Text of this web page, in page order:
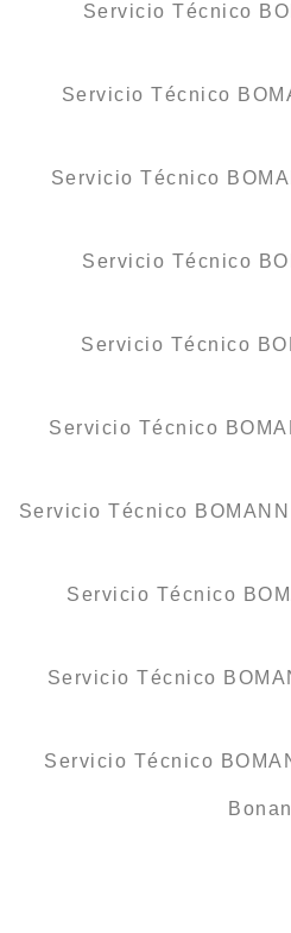
Servicio Técnico
Servicio Técnico
Servicio Técnico
Servicio Técnico
Servicio Técnico
Servicio Técnico
Servicio Técnico
Servicio Técnico
Servicio Técnico
Servicio Técnico